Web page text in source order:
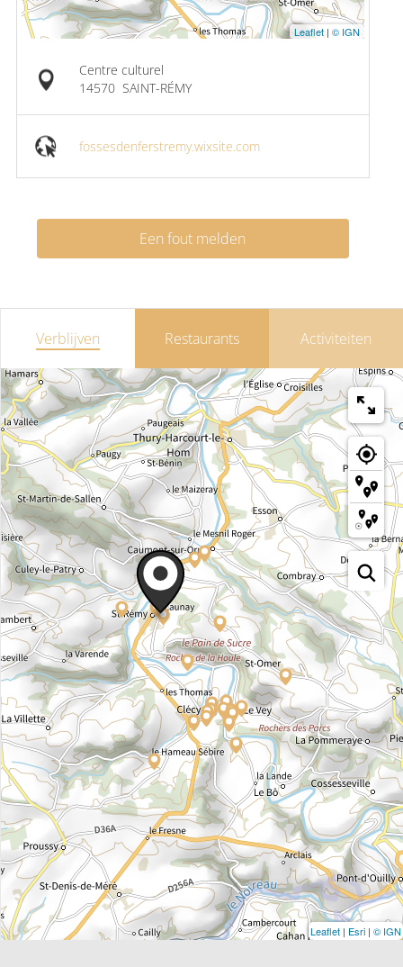
Leaflet| © IGN
Centre culturel
14570 SAINT-RÉMY
fossesdenferstremy.wixsite.com
Een fout melden
Verblijven Restaurants Activiteiten
Leaflet | Esri | © IGN